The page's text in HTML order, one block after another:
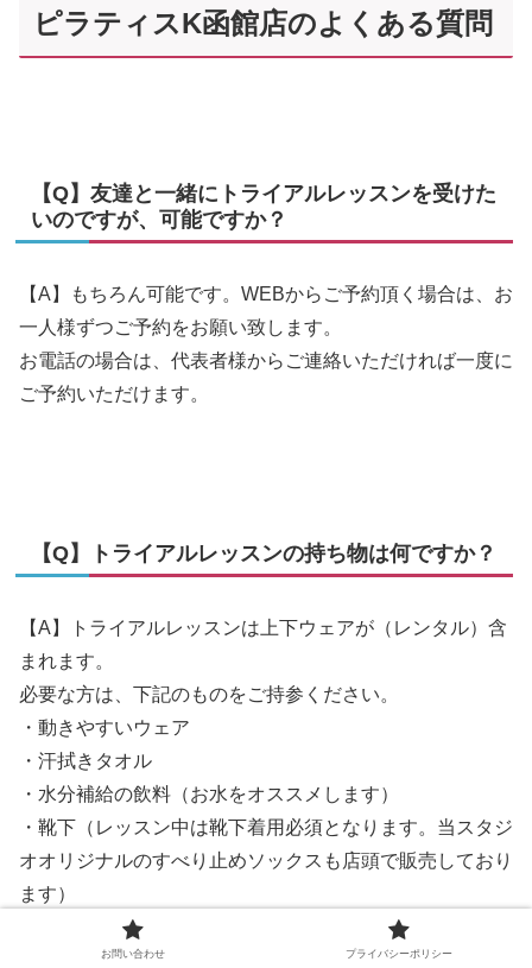
ピラティスK函館店のよくある質問
【Q】友達と一緒にトライアルレッスンを受けた
いのですが、可能ですか？
【A】もちろん可能です。WEBからご予約頂く場合は、お
一人様ずつご予約をお願い致します。
お電話の場合は、代表者様からご連絡いただければ一度に
ご予約いただけます。
【Q】トライアルレッスンの持ち物は何ですか？
【A】トライアルレッスンは上下ウェアが（レンタル）含
まれます。
必要な方は、下記のものをご持参ください。
・動きやすいウェア
・汗拭きタオル
・水分補給の飲料（お水をオススメします）
・靴下（レッスン中は靴下着用必須となります。当スタジ
オオリジナルのすべり止めソックスも店頭で販売しており
ます）
お問い合わせ プライバシーポリシー